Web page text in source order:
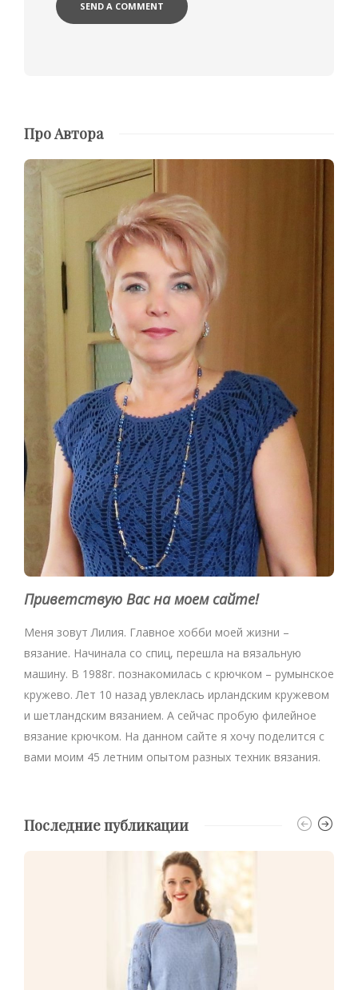
Про Автора
Приветствую Вас на моем сайте!
Меня зовут Лилия. Главное хобби моей жизни –
вязание. Начинала со спиц, перешла на вязальную
машину. В 1988г. познакомилась с крючком – румынское
кружево. Лет 10 назад увлеклась ирландским кружевом
и шетландским вязанием. А сейчас пробую филейное
вязание крючком. На данном сайте я хочу поделится с
вами моим 45 летним опытом разных техник вязания.
Последние публикации